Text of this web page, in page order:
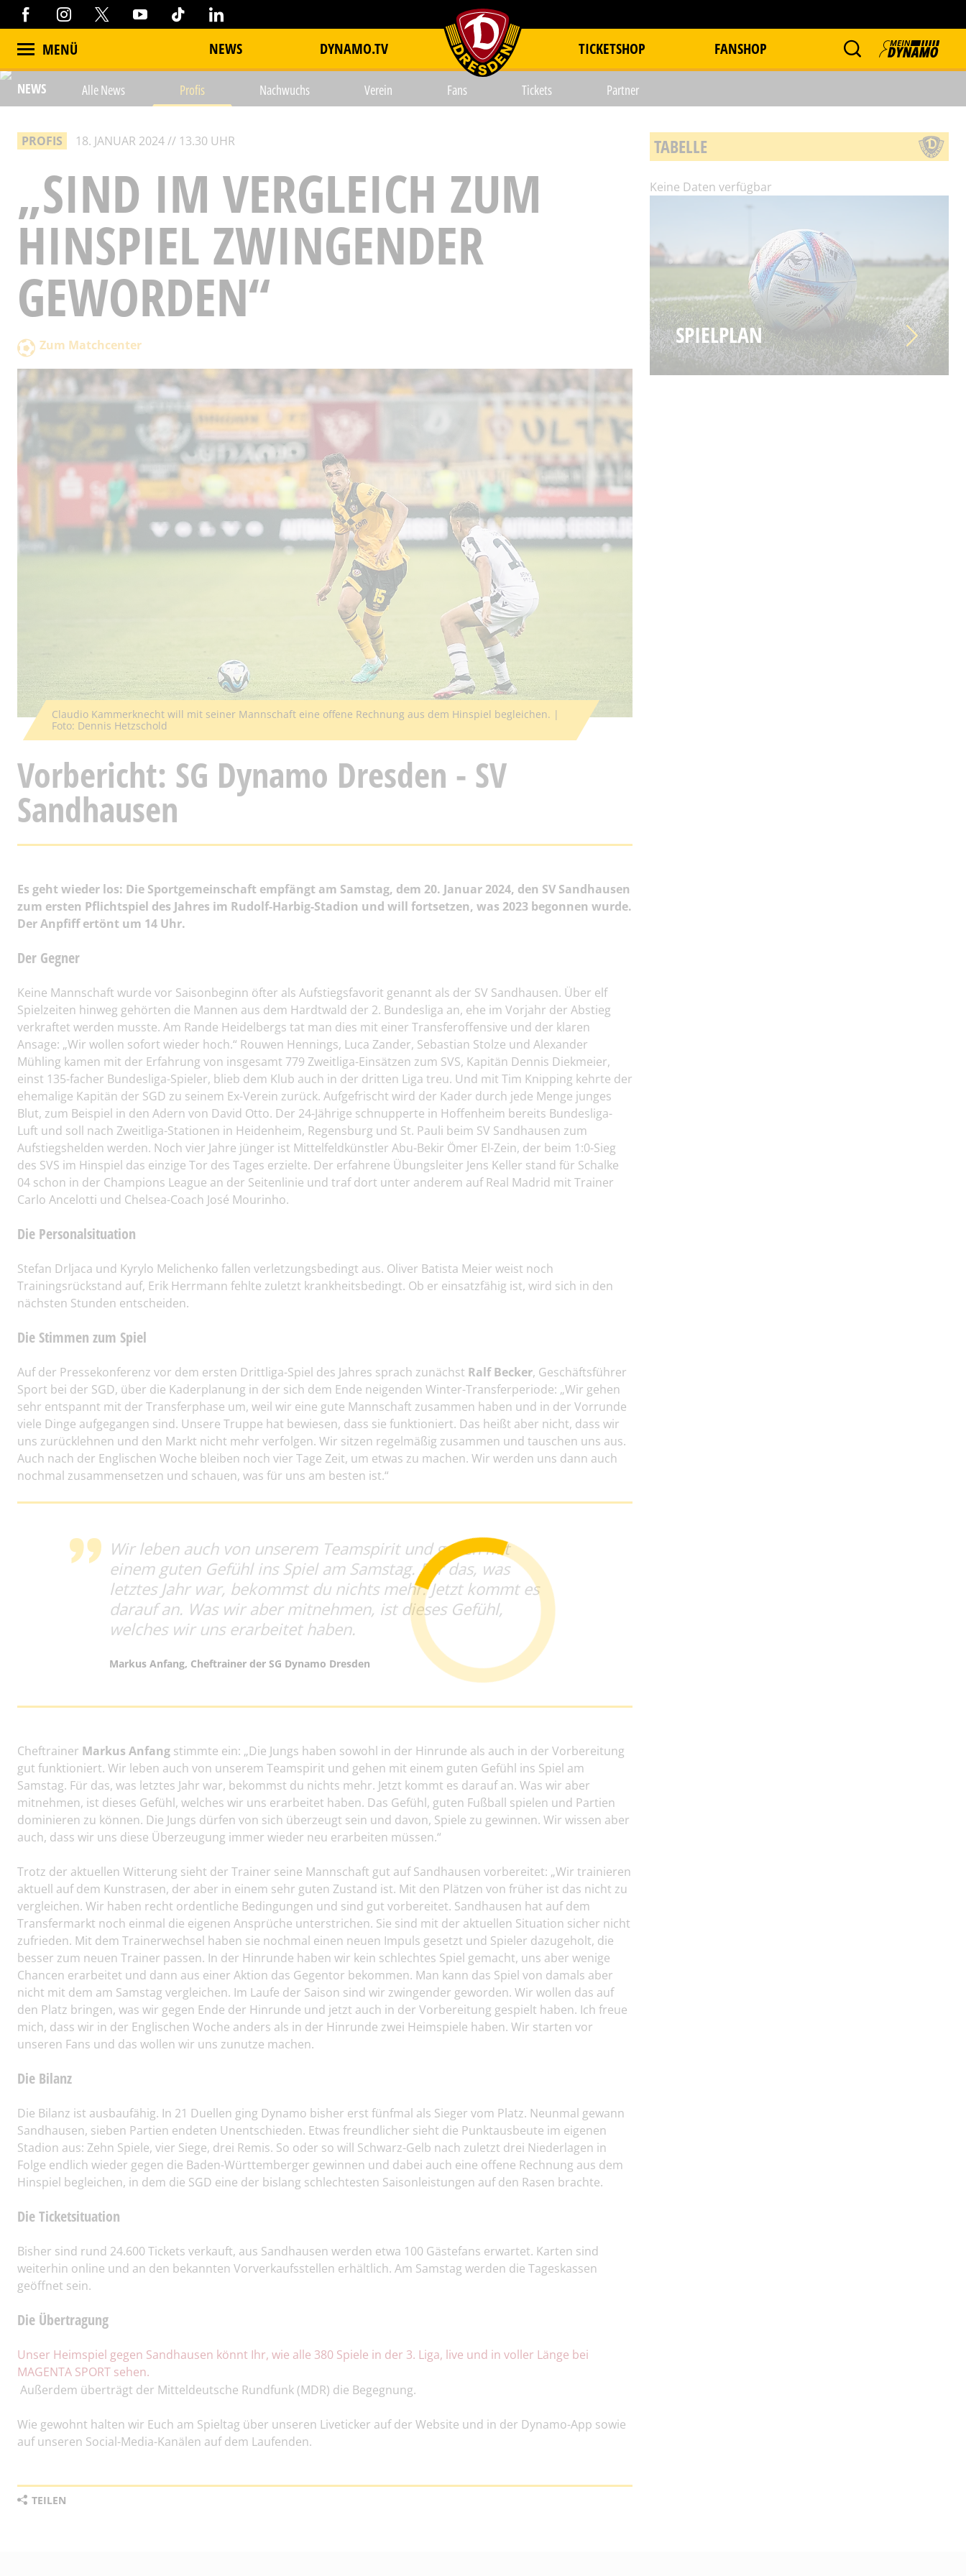
MENÜ NEWS DYNAMO.TV item.title TICKETSHOP FANSHOP
NEWS Alle News Profis Nachwuchs Verein Fans Tickets Partner
PROFIS 18. JANUAR 2024 // 13.30 UHR
„SIND IM VERGLEICH ZUM
HINSPIEL ZWINGENDER
GEWORDEN“
Zum Matchcenter
Claudio Kammerknecht will mit seiner Mannschaft eine offene Rechnung aus dem Hinspiel begleichen. |
Foto: Dennis Hetzschold
Vorbericht: SG Dynamo Dresden - SV
Sandhausen
Es geht wieder los: Die Sportgemeinschaft empfängt am Samstag, dem 20. Januar 2024, den SV Sandhausen
zum ersten Pflichtspiel des Jahres im Rudolf-Harbig-Stadion und will fortsetzen, was 2023 begonnen wurde.
Der Anpfiff ertönt um 14 Uhr.
Der Gegner
Keine Mannschaft wurde vor Saisonbeginn öfter als Aufstiegsfavorit genannt als der SV Sandhausen. Über elf
Spielzeiten hinweg gehörten die Mannen aus dem Hardtwald der 2. Bundesliga an, ehe im Vorjahr der Abstieg
verkraftet werden musste. Am Rande Heidelbergs tat man dies mit einer Transferoffensive und der klaren
Ansage: „Wir wollen sofort wieder hoch.“ Rouwen Hennings, Luca Zander, Sebastian Stolze und Alexander
Mühling kamen mit der Erfahrung von insgesamt 779 Zweitliga-Einsätzen zum SVS, Kapitän Dennis Diekmeier,
einst 135-facher Bundesliga-Spieler, blieb dem Klub auch in der dritten Liga treu. Und mit Tim Knipping kehrte der
ehemalige Kapitän der SGD zu seinem Ex-Verein zurück. Aufgefrischt wird der Kader durch jede Menge junges
Blut, zum Beispiel in den Adern von David Otto. Der 24-Jährige schnupperte in Hoffenheim bereits Bundesliga-
Luft und soll nach Zweitliga-Stationen in Heidenheim, Regensburg und St. Pauli beim SV Sandhausen zum
Aufstiegshelden werden. Noch vier Jahre jünger ist Mittelfeldkünstler Abu-Bekir Ömer El-Zein, der beim 1:0-Sieg
des SVS im Hinspiel das einzige Tor des Tages erzielte. Der erfahrene Übungsleiter Jens Keller stand für Schalke
04 schon in der Champions League an der Seitenlinie und traf dort unter anderem auf Real Madrid mit Trainer
Carlo Ancelotti und Chelsea-Coach José Mourinho.
Die Personalsituation
Stefan Drljaca und Kyrylo Melichenko fallen verletzungsbedingt aus. Oliver Batista Meier weist noch
Trainingsrückstand auf, Erik Herrmann fehlte zuletzt krankheitsbedingt. Ob er einsatzfähig ist, wird sich in den
nächsten Stunden entscheiden.
Die Stimmen zum Spiel
Auf der Pressekonferenz vor dem ersten Drittliga-Spiel des Jahres sprach zunächst Ralf Becker, Geschäftsführer
Sport bei der SGD, über die Kaderplanung in der sich dem Ende neigenden Winter-Transferperiode: „Wir gehen
sehr entspannt mit der Transferphase um, weil wir eine gute Mannschaft zusammen haben und in der Vorrunde
viele Dinge aufgegangen sind. Unsere Truppe hat bewiesen, dass sie funktioniert. Das heißt aber nicht, dass wir
uns zurücklehnen und den Markt nicht mehr verfolgen. Wir sitzen regelmäßig zusammen und tauschen uns aus.
Auch nach der Englischen Woche bleiben noch vier Tage Zeit, um etwas zu machen. Wir werden uns dann auch
nochmal zusammensetzen und schauen, was für uns am besten ist.“
Wir leben auch von unserem Teamspirit und gehen mit
einem guten Gefühl ins Spiel am Samstag. Für das, was
letztes Jahr war, bekommst du nichts mehr. Jetzt kommt es
darauf an. Was wir aber mitnehmen, ist dieses Gefühl,
welches wir uns erarbeitet haben.
Markus Anfang, Cheftrainer der SG Dynamo Dresden
Cheftrainer Markus Anfang stimmte ein: „Die Jungs haben sowohl in der Hinrunde als auch in der Vorbereitung
gut funktioniert. Wir leben auch von unserem Teamspirit und gehen mit einem guten Gefühl ins Spiel am
Samstag. Für das, was letztes Jahr war, bekommst du nichts mehr. Jetzt kommt es darauf an. Was wir aber
mitnehmen, ist dieses Gefühl, welches wir uns erarbeitet haben. Das Gefühl, guten Fußball spielen und Partien
dominieren zu können. Die Jungs dürfen von sich überzeugt sein und davon, Spiele zu gewinnen. Wir wissen aber
auch, dass wir uns diese Überzeugung immer wieder neu erarbeiten müssen.“
Trotz der aktuellen Witterung sieht der Trainer seine Mannschaft gut auf Sandhausen vorbereitet: „Wir trainieren
aktuell auf dem Kunstrasen, der aber in einem sehr guten Zustand ist. Mit den Plätzen von früher ist das nicht zu
vergleichen. Wir haben recht ordentliche Bedingungen und sind gut vorbereitet. Sandhausen hat auf dem
Transfermarkt noch einmal die eigenen Ansprüche unterstrichen. Sie sind mit der aktuellen Situation sicher nicht
zufrieden. Mit dem Trainerwechsel haben sie nochmal einen neuen Impuls gesetzt und Spieler dazugeholt, die
besser zum neuen Trainer passen. In der Hinrunde haben wir kein schlechtes Spiel gemacht, uns aber wenige
Chancen erarbeitet und dann aus einer Aktion das Gegentor bekommen. Man kann das Spiel von damals aber
nicht mit dem am Samstag vergleichen. Im Laufe der Saison sind wir zwingender geworden. Wir wollen das auf
den Platz bringen, was wir gegen Ende der Hinrunde und jetzt auch in der Vorbereitung gespielt haben. Ich freue
mich, dass wir in der Englischen Woche anders als in der Hinrunde zwei Heimspiele haben. Wir starten vor
unseren Fans und das wollen wir uns zunutze machen.
Die Bilanz
Die Bilanz ist ausbaufähig. In 21 Duellen ging Dynamo bisher erst fünfmal als Sieger vom Platz. Neunmal gewann
Sandhausen, sieben Partien endeten Unentschieden. Etwas freundlicher sieht die Punktausbeute im eigenen
Stadion aus: Zehn Spiele, vier Siege, drei Remis. So oder so will Schwarz-Gelb nach zuletzt drei Niederlagen in
Folge endlich wieder gegen die Baden-Württemberger gewinnen und dabei auch eine offene Rechnung aus dem
Hinspiel begleichen, in dem die SGD eine der bislang schlechtesten Saisonleistungen auf den Rasen brachte.
Die Ticketsituation
Bisher sind rund 24.600 Tickets verkauft, aus Sandhausen werden etwa 100 Gästefans erwartet. Karten sind
weiterhin online und an den bekannten Vorverkaufsstellen erhältlich. Am Samstag werden die Tageskassen
geöffnet sein.
Die Übertragung
Unser Heimspiel gegen Sandhausen könnt Ihr, wie alle 380 Spiele in der 3. Liga, live und in voller Länge bei
MAGENTA SPORT sehen.
Außerdem überträgt der Mitteldeutsche Rundfunk (MDR) die Begegnung.
Wie gewohnt halten wir Euch am Spieltag über unseren Liveticker auf der Website und in der Dynamo-App sowie
auf unseren Social-Media-Kanälen auf dem Laufenden.
TEILEN
TABELLE
Keine Daten verfügbar
SPIELPLAN